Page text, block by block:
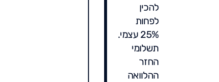
להכין
לפחות
25% עצמי.
תשלומי
החזר
ההלוואה